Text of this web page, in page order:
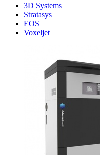
3D Systems
Stratasys
EOS
Voxeljet